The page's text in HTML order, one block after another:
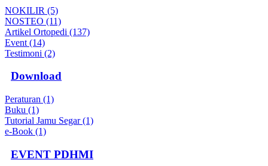
NOKILIR (5)
NOSTEO (11)
Artikel Ortopedi (137)
Event (14)
Testimoni (2)
Download
Peraturan (1)
Buku (1)
Tutorial Jamu Segar (1)
e-Book (1)
EVENT PDHMI